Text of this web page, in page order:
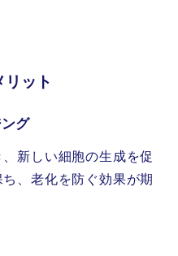
リット
グ
新しい細胞の生成を促
、老化を防ぐ効果が期